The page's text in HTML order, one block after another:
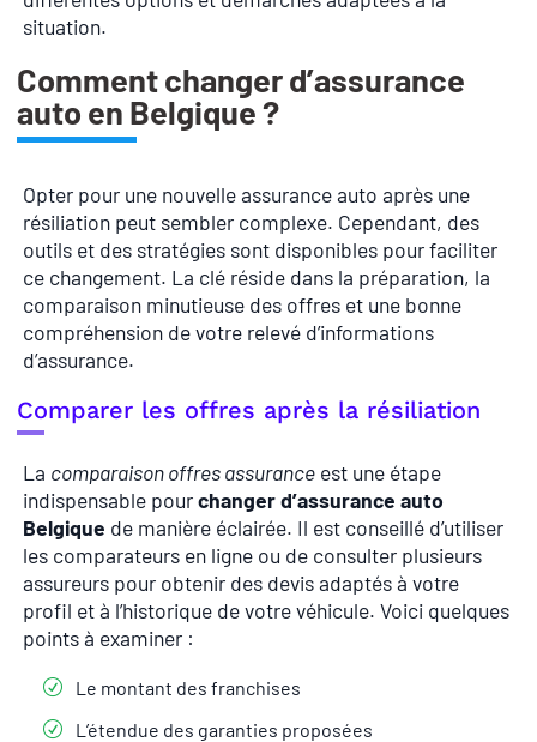
situation.
Comment changer d’assurance
auto en Belgique ?
Opter pour une nouvelle assurance auto après une
résiliation peut sembler complexe. Cependant, des
outils et des stratégies sont disponibles pour faciliter
ce changement. La clé réside dans la préparation, la
comparaison minutieuse des offres et une bonne
compréhension de votre relevé d’informations
d’assurance.
Comparer les offres après la résiliation
La comparaison offres assurance est une étape
indispensable pourchanger d’assurance auto
Belgique de manière éclairée. Il est conseillé d’utiliser
les comparateurs en ligne ou de consulter plusieurs
assureurs pour obtenir des devis adaptés à votre
profil et à l’historique de votre véhicule. Voici quelques
points à examiner :
Le montant des franchises
L’étendue des garanties proposées